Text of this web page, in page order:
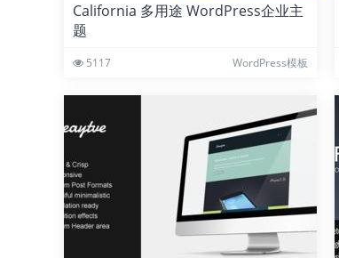
California 多用途 WordPress企业主
题
5117 WordPress模板